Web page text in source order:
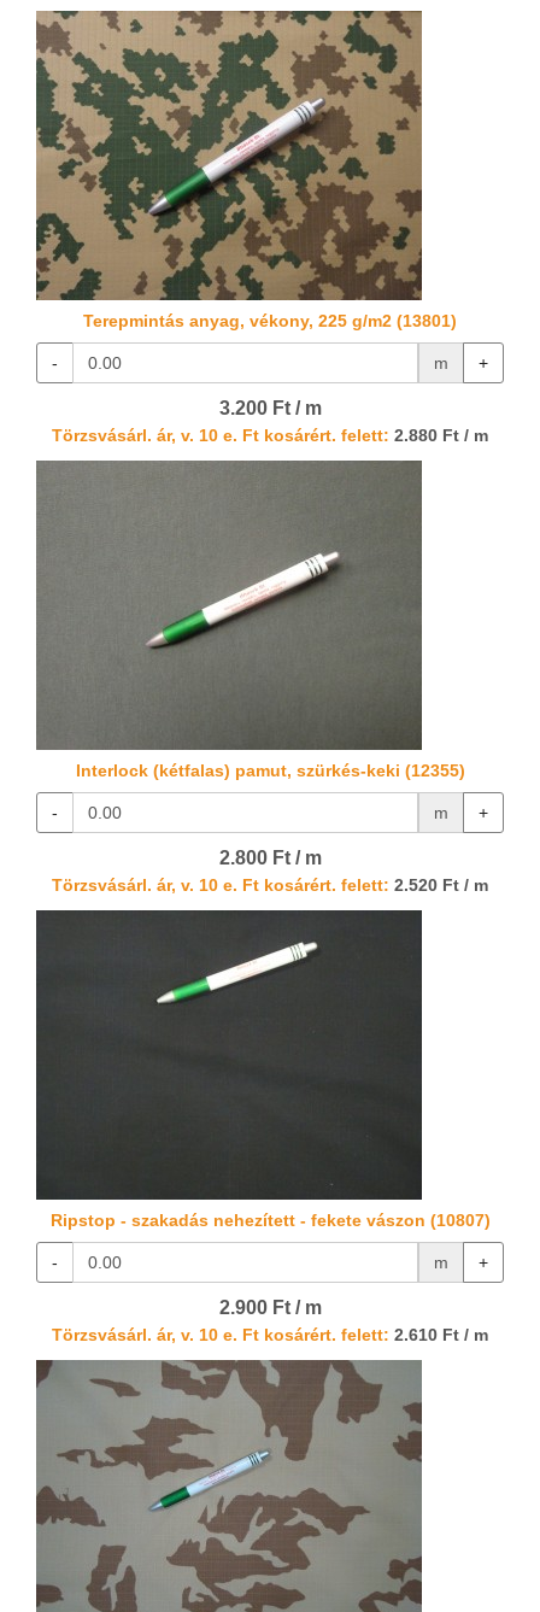
Terepmintás anyag, vékony, 225 g/m2 (13801)
- m +
3.200 Ft / m
Törzsvásárl. ár, v. 10 e. Ft kosárért. felett: 2.880 Ft / m
Interlock (kétfalas) pamut, szürkés-keki (12355)
- m +
2.800 Ft / m
Törzsvásárl. ár, v. 10 e. Ft kosárért. felett: 2.520 Ft / m
Ripstop - szakadás nehezített - fekete vászon (10807)
- m +
2.900 Ft / m
Törzsvásárl. ár, v. 10 e. Ft kosárért. felett: 2.610 Ft / m